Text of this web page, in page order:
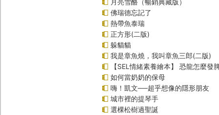
月亮雪酪（暢銷典藏版）
佛瑞德忘記了
熱帶魚泰瑞
正方形(二版)
躲貓貓
我是章魚燒，我叫章魚三郎(二版)
【SEL情緒素養繪本】 恐龍怎麼發
如何當奶奶的保母
嗨！凱文──超乎想像的隱形朋友
城市裡的提琴手
選棵松樹過聖誕